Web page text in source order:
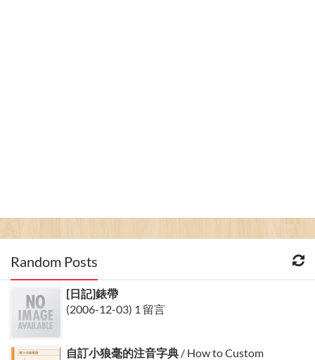
Random Posts
[日記]錶帶
(2006-12-03) 1 留言
自訂小狼毫的注音字典 / How to Custom